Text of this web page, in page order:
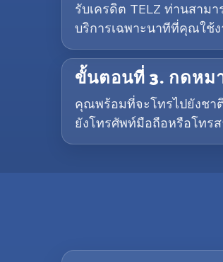
รับเครดิต TELZ ท่านสาม
บริการเฉพาะนาทีที่คุณใช้
ขั้นตอนที่ 3. กดหม
คุณพร้อมที่จะโทรไปยังชา
ยังโทรศัพท์มือถือหรือโทร